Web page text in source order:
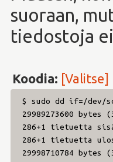
suoraan,
tiedostoja
Koodia: [Valitse]
$ sudo dd if=/dev/
29989273600 bytes
286+1 tietuetta
286+1 tietuetta
29998710784 bytes